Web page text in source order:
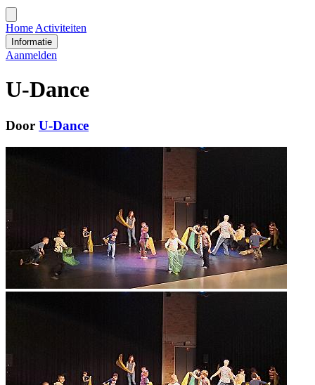
menu
Home Activiteiten
Informatie
Aanmelden
U-Dance
Door U-Dance